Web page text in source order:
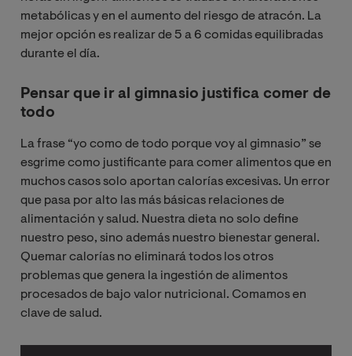
metabólicas y en el aumento del riesgo de atracón. La
mejor opción es realizar de 5 a 6 comidas equilibradas
durante el día.
Pensar que ir al gimnasio justifica comer de
todo
La frase “yo como de todo porque voy al gimnasio” se
esgrime como justificante para comer alimentos que en
muchos casos solo aportan calorías excesivas. Un error
que pasa por alto las más básicas relaciones de
alimentación y salud. Nuestra dieta no solo define
nuestro peso, sino además nuestro bienestar general.
Quemar calorías no eliminará todos los otros
problemas que genera la ingestión de alimentos
procesados de bajo valor nutricional. Comamos en
clave de salud.